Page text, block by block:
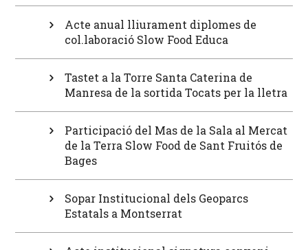
Acte anual lliurament diplomes de
col.laboració Slow Food Educa
Tastet a la Torre Santa Caterina de
Manresa de la sortida Tocats per la lletra
Participació del Mas de la Sala al Mercat
de la Terra Slow Food de Sant Fruitós de
Bages
Sopar Institucional dels Geoparcs
Estatals a Montserrat